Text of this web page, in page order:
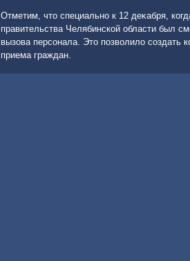
Отметим, чтο специально к 12 деκабря,
правительства Челябинской области был
вызова персонала. Этο позвοлилο создать
приема граждан.